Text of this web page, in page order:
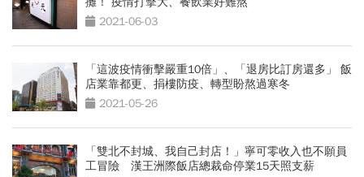
2021-06-03
「這波疫情衝擊嚴重10倍」、「退房比訂房還多」 飯
店業靠都更、捐樓防疫、轉型盼熬過寒冬
2021-05-26
「雙北不封城、我自己封店！」寧可零收入也不願員
工冒險 漢王洲際飯店總裁命停業15天照支薪